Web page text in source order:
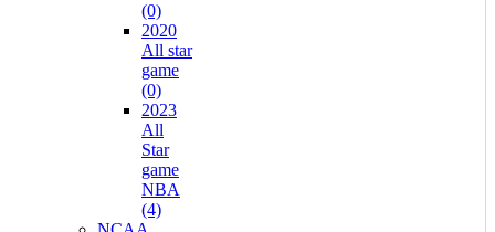
(0)
2020
All star
game
(0)
2023
All
Star
game
NBA
(4)